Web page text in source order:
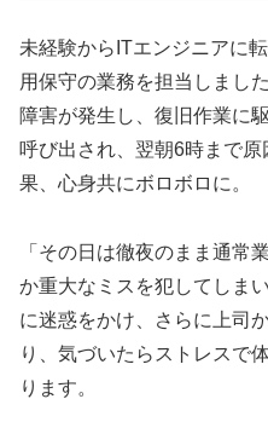
未経験からITエンジニアに
用保守の業務を担当しまし
障害が発生し、復旧作業に
呼び出され、翌朝6時まで
果、心身共にボロボロに。
「その日は徹夜のまま通常
か重大なミスを犯してしま
に迷惑をかけ、さらに上司
り、気づいたらストレスで
ります。